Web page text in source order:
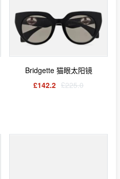
Bridgette 猫眼太阳镜
£142.2 £225.0